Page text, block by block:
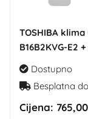
TOSHIBA
B16B2KVG-E2
Dostupno
Besplatna
Cijena: